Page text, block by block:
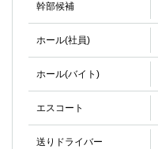
幹部候補
ホール(社員)
ホール(バイト)
エスコート
送りドライバー
厚木
埼玉県
草加